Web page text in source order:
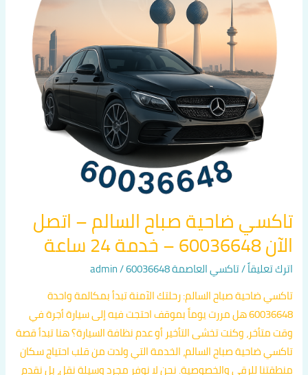
تاكسي ضاحية صباح السالم – اتصل
الآن 60036648 – خدمة 24 ساعة
اترك تعليقاً/تاكسي العاصمة 60036648 /
admin
تاكسي ضاحية صباح السالم: رحلتك الآمنة تبدأ بمكالمة واحدة
60036648 هل مررت يوماً بموقف احتجت فيه إلى سيارة أجرة في
وقت متأخر، وكنت تخشى التأخير أو عدم نظافة السيارة؟ هنا تبدأ قصة
تاكسي ضاحية صباح السالم، الخدمة التي ولدت من قلب احتياج سكان
منطقتنا للرقي والخصوصية. نحن لا نوفر مجرد وسيلة نقل، بل نقدم
اتصل
60036648
خدمة